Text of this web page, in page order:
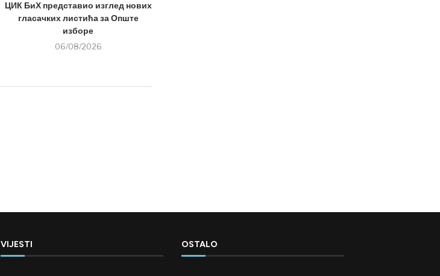
ЦИК БиХ представио изглед нових
гласачких листића за Опште
изборе
06/08/2026
VIJESTI OSTALO